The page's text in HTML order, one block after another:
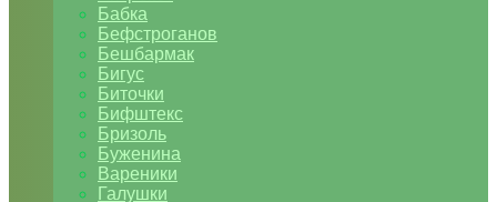
Бабка
Бефстроганов
Бешбармак
Бигус
Биточки
Бифштекс
Бризоль
Буженина
Вареники
Галушки